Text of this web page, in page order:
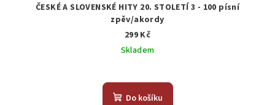
ČESKÉ A SLOVENSKÉ HITY 20. STOLETÍ 3 - 100 písní
zpěv/akordy
299 Kč
Skladem
Do košíku